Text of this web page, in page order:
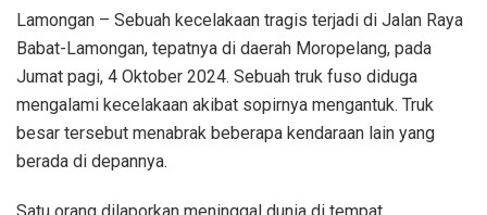
Lamongan – Sebuah kecelakaan tragis terjadi di Jalan Raya
Babat-Lamongan, tepatnya di daerah Moropelang, pada
Jumat pagi, 4 Oktober 2024. Sebuah truk fuso diduga
mengalami kecelakaan akibat sopirnya mengantuk. Truk
besar tersebut menabrak beberapa kendaraan lain yang
berada di depannya.